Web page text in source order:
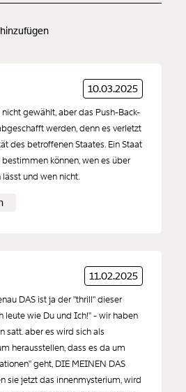
wird nicht öffentlich zugänglich angezeigt.
10.03.2025
gewählt, aber das Push-Back-
werden, denn es verletzt
des betroffenen Staates. Ein Staat
können, wen es über
lässt und wen nicht.
11.02.2025
DAS ist ja der "thrill" dieser
leute wie Du und Ich!" - wir haben
satt. aber es wird sich als
herausstellen, dass es da um
geht, DIE MEINEN DAS
sie jetzt das innenmysterium, wird